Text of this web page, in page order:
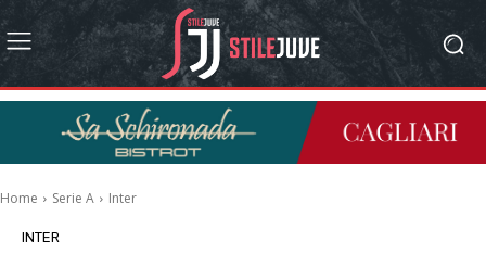
Home Serie A Inter
INTER